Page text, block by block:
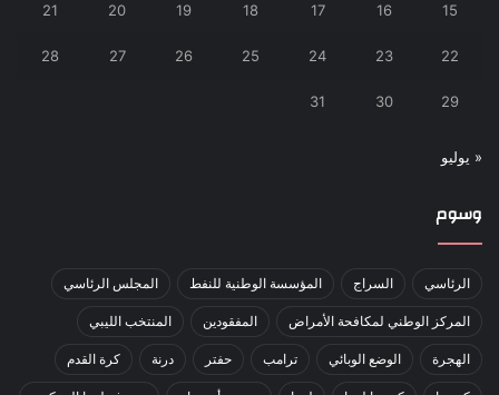
15
16
17
18
19
20
21
22
23
24
25
26
27
28
29
30
31
« يوليو
وسوم
الرئاسي السراج المؤسسة الوطنية للنفط المجلس الرئاسي
المركز الوطني لمكافحة الأمراض المفقودين المنتخب الليبي
الهجرة الوضع الوبائي ترامب حفتر درنة كرة القدم